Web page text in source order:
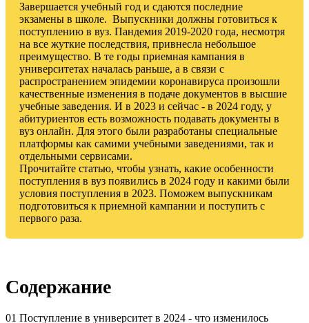
Завершается учебный год и сдаются последние
экзамены в школе. Выпускники должны готовиться к
поступлению в вуз. Пандемия 2019-2020 года, несмотря
на все жуткие последствия, привнесла небольшое
преимущество. В те годы приемная кампания в
университетах началась раньше, а в связи с
распространением эпидемии коронавируса произошли
качественные изменения в подаче документов в высшие
учебные заведения. И в 2023 и сейчас - в 2024 году, у
абитуриентов есть возможность подавать документы в
вуз онлайн. Для этого были разработаны специальные
платформы как самими учебными заведениями, так и
отдельными сервисами.
Прочитайте статью, чтобы узнать, какие особенности
поступления в вуз появились в 2024 году и какими были
условия поступления в 2023. Поможем выпускникам
подготовиться к приемной кампании и поступить с
первого раза.
Содержание
01 Поступление в университет в 2024 - что изменилось